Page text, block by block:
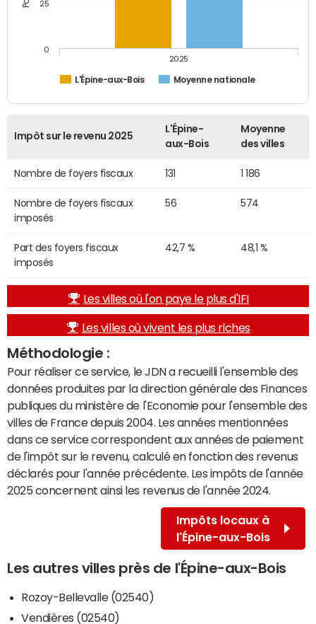
L'Épine-aux-Bois Moyenne nationale
2025
0
25
Impôt sur le revenu 2025
L'Épine-
aux-Bois
Moyenne
des villes
Nombre de foyers fiscaux 131 1 186
Nombre de foyers fiscaux
imposés
56 574
Part des foyers fiscaux
imposés
42,7 % 48,1 %
Les villes où l'on paye le plus d'IFI
Les villes où vivent les plus riches
Méthodologie :
Pour réaliser ce service, le JDN a recueilli l'ensemble des
données produites par la direction générale des Finances
publiques du ministère de l'Economie pour l'ensemble des
villes de France depuis 2004. Les années mentionnées
dans ce service correspondent aux années de paiement
de l'impôt sur le revenu, calculé en fonction des revenus
déclarés pour l'année précédente. Les impôts de l'année
2025 concernent ainsi les revenus de l'année 2024.
Impôts locaux à
l'Épine-aux-Bois
Les autres villes près de l'Épine-aux-Bois
Rozoy-Bellevalle (02540)
Vendières (02540)